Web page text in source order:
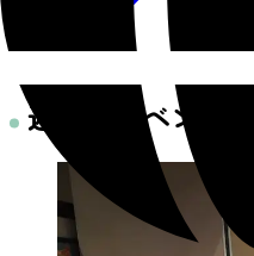
近くのイベント